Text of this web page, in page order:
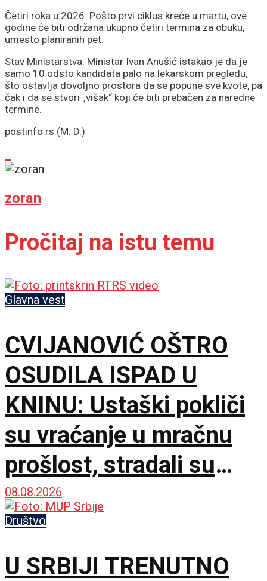
Četiri roka u 2026: Pošto prvi ciklus kreće u martu, ove
godine će biti održana ukupno četiri termina za obuku,
umesto planiranih pet.
Stav Ministarstva: Ministar Ivan Anušić istakao je da je
samo 10 odsto kandidata palo na lekarskom pregledu,
što ostavlja dovoljno prostora da se popune sve kvote, pa
čak i da se stvori „višak“ koji će biti prebačen za naredne
termine.
postinfo.rs (M. D.)
zoran
Pročitaj na istu temu
Glavna vest
CVIJANOVIĆ OŠTRO
OSUDILA ISPAD U
KNINU: Ustaški pokliči
su vraćanje u mračnu
prošlost, stradali su
samo zato što su bili
Srbi
08.08.2026
Društvo
U SRBIJI TRENUTNO